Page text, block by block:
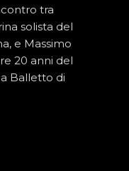
tra
solista del
e Massimo
20 anni del
Balletto di